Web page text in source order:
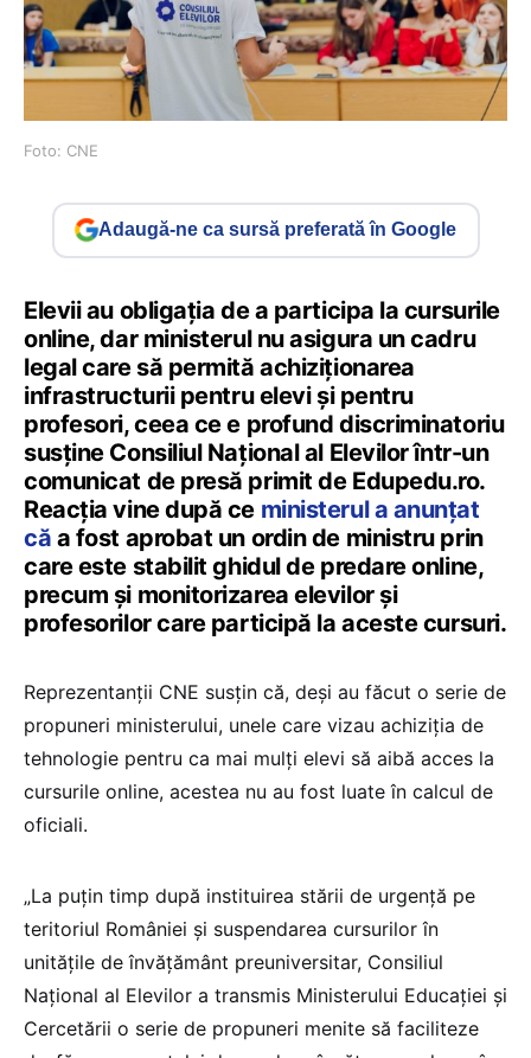
Foto: CNE
Adaugă-ne ca sursă preferată în Google
Elevii au obligația de a participa la cursurile
online, dar ministerul nu asigura un cadru
legal care să permită achiziționarea
infrastructurii pentru elevi și pentru
profesori, ceea ce e profund discriminatoriu
susține Consiliul Național al Elevilor într-un
comunicat de presă primit de Edupedu.ro.
Reacția vine după ce ministerul a anunțat
că a fost aprobat un ordin de ministru prin
care este stabilit ghidul de predare online,
precum și monitorizarea elevilor și
profesorilor care participă la aceste cursuri.
Reprezentanții CNE susțin că, deși au făcut o serie de
propuneri ministerului, unele care vizau achiziția de
tehnologie pentru ca mai mulți elevi să aibă acces la
cursurile online, acestea nu au fost luate în calcul de
oficiali.
„La puțin timp după instituirea stării de urgență pe
teritoriul României și suspendarea cursurilor în
unitățile de învățământ preuniversitar, Consiliul
Național al Elevilor a transmis Ministerului Educației și
Cercetării o serie de propuneri menite să faciliteze